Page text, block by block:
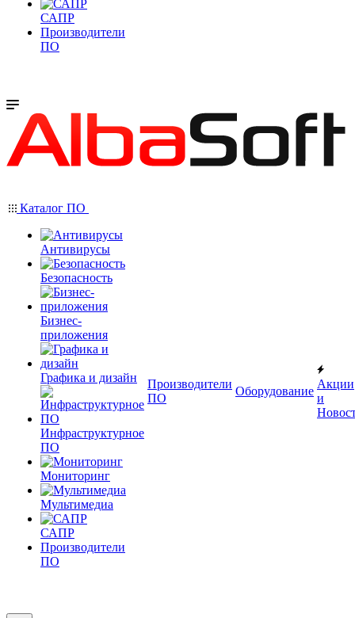
САПР
Производители
ПО
Каталог ПО
Антивирусы
Безопасность
Бизнес-
приложения
Графика и дизайн
Инфраструктурное
ПО
Мониторинг
Мультимедиа
САПР
Производители
ПО
Производители
ПО
Оборудование
Акции
и